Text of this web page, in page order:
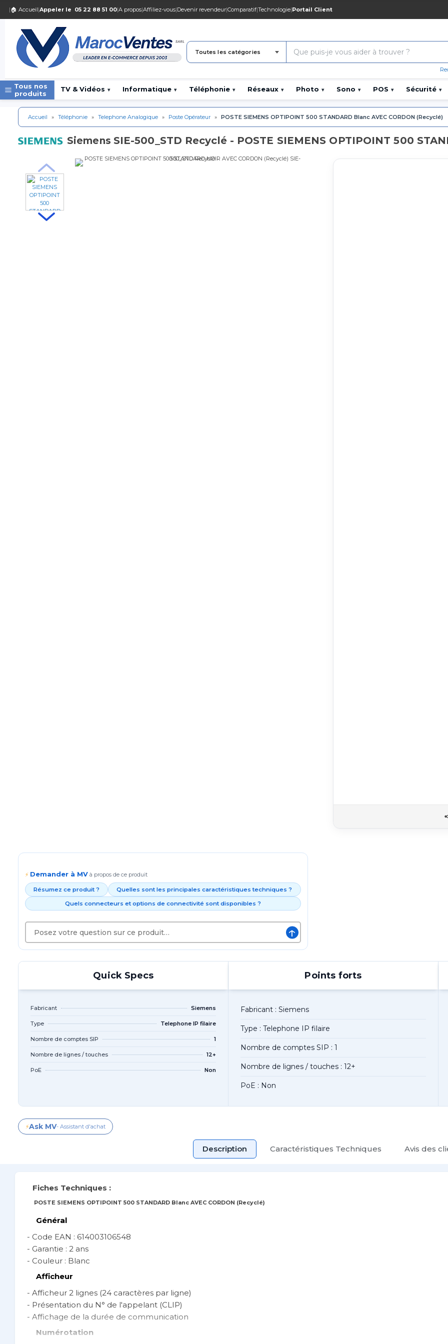
| 🏠 Accueil|Appeler le 05 22 88 51 00|A propos|Affiliez-vous|Devenir revendeur|Comparatif|Technologie|Portail Client
Toutes les catégories
Tous nos
produits
TV & Vidéos ▾ Informatique ▾ Téléphonie ▾ Réseaux ▾ Photo ▾ Sono ▾ POS ▾ Sécurité ▾
Accueil » Téléphonie » Telephone Analogique » Poste Opérateur » POSTE SIEMENS OPTIPOINT 500 STANDARD Blanc AVEC CORDON (Recyclé)
Siemens SIE-500_STD Recyclé - POSTE SIEMENS OPTIPOINT 500
⚡ Demander à MV à propos de ce produit
Résumez ce produit ?
Quelles sont les principales caractéristiques techniques ?
Quels connecteurs et options de connectivité sont disponibles ?
↑
Quick Specs
Fabricant Siemens
Type Telephone IP filaire
Nombre de comptes SIP 1
Nombre de lignes / touches 12+
PoE Non
Points forts
Fabricant : Siemens
Type : Telephone IP filaire
Nombre de comptes SIP : 1
Nombre de lignes / touches : 12+
PoE : Non
⚡Ask MV- Assistant d'achat
Description Caractéristiques Techniques Avis des
Fiches Techniques :
POSTE SIEMENS OPTIPOINT 500 STANDARD Blanc AVEC CORDON (Recyclé)
Général
- Code EAN : 614003106548
- Garantie : 2 ans
- Couleur : Blanc
Afficheur
- Afficheur 2 lignes (24 caractères par ligne)
- Présentation du N° de l'appelant (CLIP)
- Affichage de la durée de communication
Numérotation